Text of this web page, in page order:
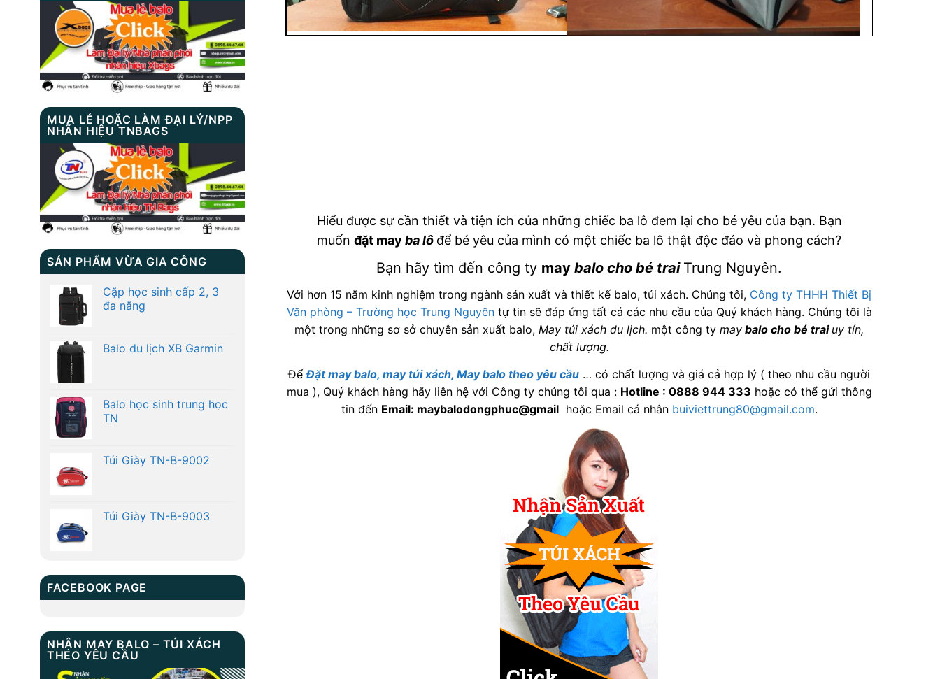
MUA LẺ HOẶC LÀM ĐẠI LÝ/NPP
NHÃN HIỆU TNBAGS
SẢN PHẨM VỪA GIA CÔNG
Cặp học sinh cấp 2, 3
đa năng
Balo du lịch XB Garmin
Balo học sinh trung học
TN
Túi Giày TN-B-9002
Túi Giày TN-B-9003
FACEBOOK PAGE
NHẬN MAY BALO – TÚI XÁCH
THEO YÊU CẦU
Hiểu được sự cần thiết và tiện ích của những chiếc ba lô đem lại cho bé yêu của bạn. Bạn
muốnđặt mayba lô để bé yêu của mình có một chiếc ba lô thật độc đáo và phong cách?
Bạn hãy tìm đến công ty maybalo cho bé trai Trung Nguyên.
Với hơn 15 năm kinh nghiệm trong ngành sản xuất và thiết kế balo, túi xách. Chúng tôi, Công ty THHH Thiết Bị
Văn phòng – Trường học Trung Nguyêntự tin sẽ đáp ứng tất cả các nhu cầu của Quý khách hàng. Chúng tôi là
một trong những sơ sở chuyên sản xuất balo,May túi xách du lịch. một công ty may balo cho bé trai uy tín,
chất lượng.
ĐểĐặt may balo, may túi xách, May balo theo yêu cầu … có chất lượng và giá cả hợp lý ( theo nhu cầu người
mua ), Quý khách hàng hãy liên hệ với Công ty chúng tôi qua : Hotline : 0888 944 333 hoặc có thể gửi thông
tin đến Email: maybalodongphuc@gmailhoặc Email cá nhân buiviettrung80@gmail.com.